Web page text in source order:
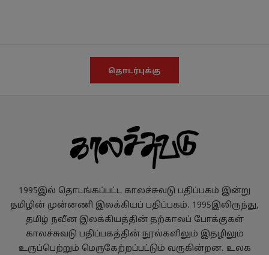
தொடர்புக்கு
1995இல் தொடங்கப்பட்ட காலச்சுவடு பதிப்பகம் இன்று
தமிழின் முன்னணி இலக்கியப் பதிப்பகம். 1995இலிருந்து,
தமிழ் நவீன இலக்கியத்தின் தற்காலப் போக்குகள்
காலச்சுவடு பதிப்பகத்தின் நூல்களிலும் இதழிலும்
உருப்பெற்றும் மெருகேற்றப்பட்டும் வருகின்றன. உலக